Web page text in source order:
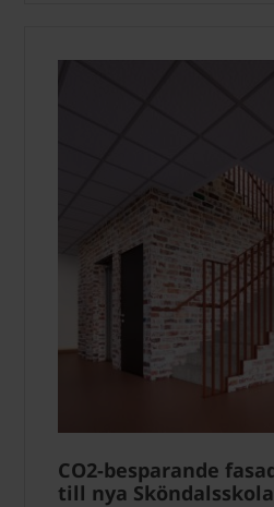
CO2-besparande
till nya